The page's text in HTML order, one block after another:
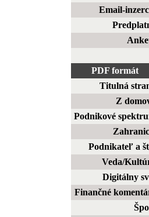
Email-
PDF formát
Titulná
Z
Podnikové
Podnikateľ a
Veda/
Digitálny
Finančné